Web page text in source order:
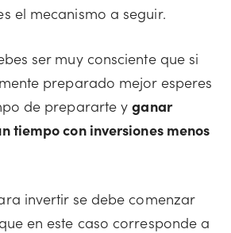
el mecanismo a seguir.
ser muy consciente que si
preparado mejor esperes
de prepararte yganar
tiempo con inversiones menos
invertir se debe comenzar
en este caso corresponde a